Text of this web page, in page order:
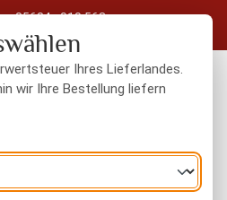
05604 - 919 563
ab 50 € Warenwert
Ihres Lieferlandes.
wir Ihre Bestellung liefern